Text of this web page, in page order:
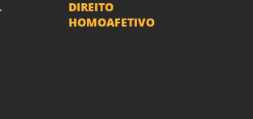
DIREITO
HOMOAFETIVO